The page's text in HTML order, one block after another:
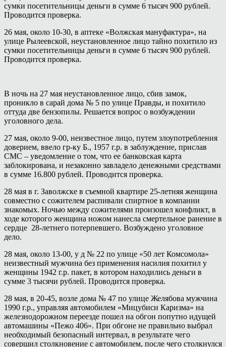
сумки посетительницы деньги в сумме 6 тысяч 900 рублей.
Проводится проверка.
26 мая, около 10-30, в аптеке «Волжская мануфактура», на
улице Рылеевской, неустановленное лицо тайно похитило из
сумки посетительницы деньги в сумме 6 тысяч 900 рублей.
Проводится проверка.
В ночь на 27 мая неустановленное лицо, сбив замок,
проникло в сарай дома № 5 по улице Правды, и похитило
оттуда две бензопилы. Решается вопрос о возбуждении
уголовного дела.
27 мая, около 9-00, неизвестное лицо, путем злоупотребления
доверием, ввело гр-ку Б., 1957 г.р. в заблуждение, прислав
CMC – уведомление о том, что ее банковская карта
заблокирована, и незаконно завладело денежными средствами
в сумме 16.800 рублей. Проводится проверка.
28 мая в г. Заволжске в съемной квартире 25-летняя женщина
совместно с сожителем распивали спиртное в компании
знакомых. Ночью между сожителями произошел конфликт, в
ходе которого женщина ножом нанесла смертельное ранение в
сердце 28-летнего потерпевшего. Возбуждено уголовное
дело.
28 мая, около 13-00, у д № 22 по улице «50 лет Комсомола»
неизвестный мужчина без применения насилия похитил у
женщины 1942 г.р. пакет, в котором находились деньги в
сумме 3 тысячи рублей. Проводится проверка.
28 мая, в 20-45, возле дома № 47 по улице Желябова мужчина
1990 г.р., управляя автомобилем «Мицубиси Каризма» на
железнодорожном переезде пошел на обгон попутно идущей
автомашины «Пежо 406». При обгоне не правильно выбрал
необходимый безопасный интервал, в результате чего
совершил столкновение с автомобилем, после чего столкнулся